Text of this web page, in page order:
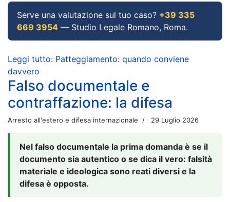
Serve una valutazione sul tuo caso? +39 335
669 3954 — Studio Legale Romano, Roma.
Leggi tutto: Patteggiamento: quando conviene
davvero
Falso documentale e
contraffazione: la difesa
Arresto all'estero e difesa internazionale 29 Luglio 2026
Nel falso documentale la prima domanda è se il
documento sia autentico o se dica il vero: falsità
materiale e ideologica sono reati diversi e la
difesa è opposta.